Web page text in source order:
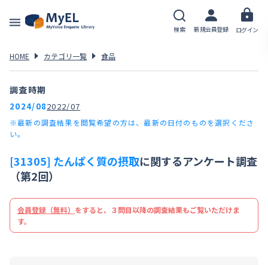
検索 新規会員登録 ログイン
HOME カテゴリ一覧 食品
調査時期
2024/082022/07
※最新の調査結果を閲覧希望の方は、最新の日付のものを選択くださ
い。
[31305] たんぱく質の摂取に関するアンケート調査
（第2回）
会員登録（無料） をすると、３問目以降の調査結果もご覧いただけま
す。